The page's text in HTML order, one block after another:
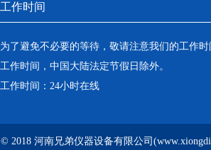
工作时间
为了避免不必要的等待，敬请注意我们的工作
工作时间，中国大陆法定节假日除外。
工作时间：24小时在线
© 2018 河南兄弟仪器设备有限公司